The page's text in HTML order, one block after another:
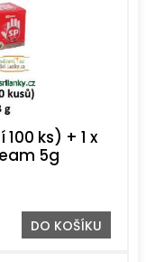
ks) + 1 x
5g
DO KOŠÍKU